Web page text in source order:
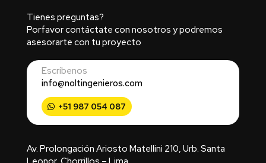
Tienes preguntas?
Porfavor contáctate con nosotros y podremos
asesorarte con tu proyecto
Escríbenos
info@noltingenieros.com
+51 987 054 087
Av. Prolongación Ariosto Matellini 210, Urb. Santa